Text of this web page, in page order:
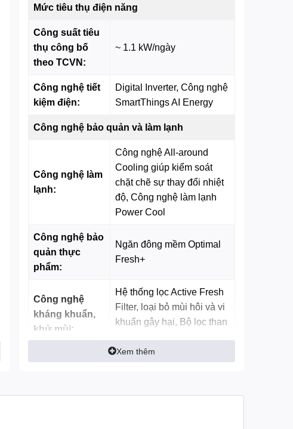
Mức tiêu thụ điện năng
Công suất tiêu
thụ công bố
theo TCVN:
~ 1.1 kW/ngày
Công nghệ tiết
kiệm điện:
Digital Inverter, Công nghệ
SmartThings AI Energy
Công nghệ bảo quản và làm lạnh
Công nghệ làm
lạnh:
Công nghệ All-around
Cooling giúp kiểm soát
chặt chẽ sự thay đổi nhiệt
độ, Công nghệ làm lạnh
Power Cool
Công nghệ bảo
quản thực
phẩm:
Ngăn đông mềm Optimal
Fresh+
Công nghệ
kháng khuẩn,
khử mùi:
Hệ thống lọc Active Fresh
Filter, loại bỏ mùi hôi và vi
khuẩn gây hại, Bộ lọc than
Tiện ích
Xem thêm